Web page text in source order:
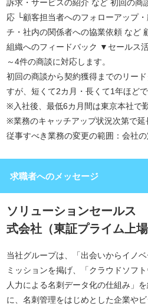
訴求・サービスの紹介 など 初回の商
応 └顧客担当者へのフォローアップ
チ・社内の関係者への協業依頼 など
組織へのフィードバック ▼セールス
～4件の商談に対応します。
初回の商談から契約獲得までのリー
すが、短くて2カ月・長くて1年ほどで
※入社後、最低6カ月間は東京本社で
※業務のキャッチアップ状況次第で延
従事すべき業務の変更の範囲：会社
求職者へのメッセージ
ソリューションセールス
式会社（東証プライム上場
当社グループは、「出会いからイノ
ミッションを掲げ、「クラウドソフ
人力による名刺データ化の仕組み」
に、名刺管理をはじめとした企業や